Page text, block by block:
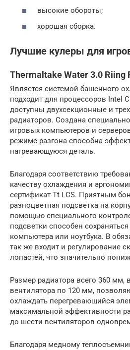
высокие обороты;
хорошая сборка.
Лучшие кулеры для
Thermaltake Water 3.0 Riing
Является системой башенного
подходит для процессоров Intel
доступны двухсекционные и
радиаторов. Создана
игровых компьютеров и
режиме разгона способна
нагревающуюся деталь.
Благодаря соответствию
качеству охлаждения и
сертификат Tt LCS. Приятным
разноцветная подсветка на
помощью специального
подсветки способен
компьютера или ноутбука. В
так же входит и регулирование
лопастей, что значительно
Размер радиатора всего 360 мм,
вентилятора по 120 мм,
охлаждать перегревающийся
максимальной эффективности
до шести вентиляторов
Благодаря медному